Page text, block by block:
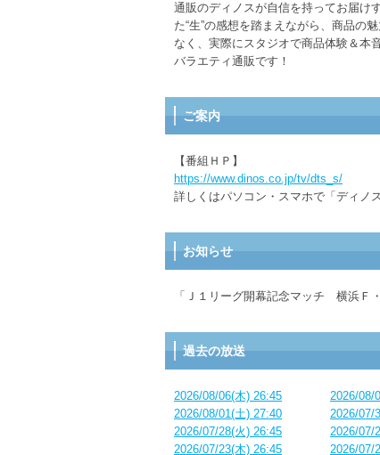
通販のディノスが自信を持ってお届け
た“生”の感想を踏まえながら、商品の
なく、実際にスタジオで商品体験＆本
バラエティ通販です！
ご案内
【番組ＨＰ】
https://www.dinos.co.jp/tv/dts_s/
詳しくはパソコン・スマホで「ディノ
お知らせ
「Ｊ１リーグ開幕記念マッチ 横浜Ｆ
過去の放送
2026/08/06(木) 26:45 2026/08/
2026/08/01(土) 27:40
2026/07/
2026/07/28(火) 26:45
2026/07/
2026/07/23(木) 26:45
2026/07/